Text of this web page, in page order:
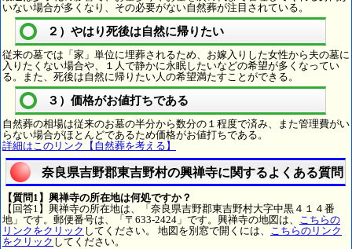
いない場合が多くなり、その必要がない自然葬が注目されている。
２）やはり死後は自然に帰りたい
従来の墓では「家」単位に埋葬されるため、お嫁入りした女性から夫の墓に
入りたくない場合や、１人で静かに永眠したいなどの希望が多くなってい
る。また、死後は自然に帰りたい人の希望満たすことができる。
３）価格がお値打ちである
自然葬の相場は従来のお墓の半分から数分の１程度で済み、また管理費がい
らない場合がほとんどであるため価格がお値打ちである。
詳細はこのリンク【自然葬を考える】
奈良県吉野郡東吉野村の興禅寺に関するよくある質問
【質問1】興禅寺の所在地は何処ですか？
【回答1】興禅寺の所在地は、「奈良県吉野郡東吉野村大字中黒４１４番
地」です。郵便番号は、「〒633-2424」です。興禅寺の地図は、 こちらの
リンクをクリック してください。 地図を別窓で開くには、 こちらのリンク
をクリック してください。